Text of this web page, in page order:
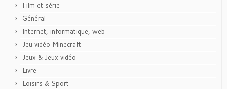
Film et série
Général
Internet, informatique, web
Jeu vidéo Minecraft
Jeux & Jeux vidéo
Livre
Loisirs & Sport